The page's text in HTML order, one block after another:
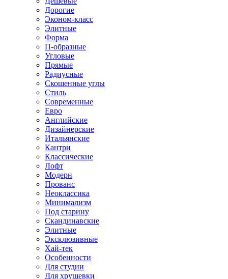
Дорогие
Эконом-класс
Элитные
Форма
П-образные
Угловые
Прямые
Радиусные
Скошенные углы
Стиль
Современные
Евро
Английские
Дизайнерские
Итальянские
Кантри
Классические
Лофт
Модерн
Прованс
Неоклассика
Минимализм
Под старину
Скандинавские
Элитные
Эксклюзивные
Хай-тек
Особенности
Для студии
Для хрущевки